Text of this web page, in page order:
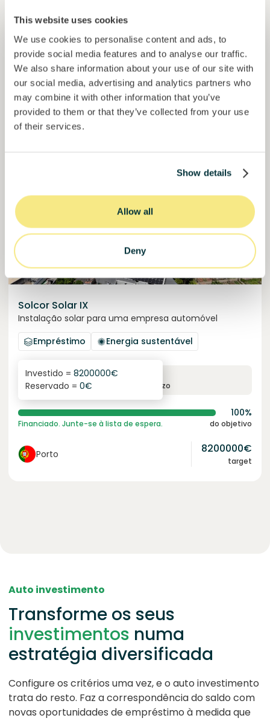
This website uses cookies
We use cookies to personalise content and ads, to
provide social media features and to analyse our traffic.
We also share information about your use of our site with
our social media, advertising and analytics partners who
may combine it with other information that you’ve
provided to them or that they’ve collected from your use
of their services.
Show details
Allow all
Deny
juro anual prazo
Reservado = 15000€
50,5%
Já mais de metade financiado. Não perca. do objetivo
Manizales 30000000 €
Solcor Solar IX
Instalação solar para uma empresa automóvel
Empréstimo
Energia sustentável
6.1%
juro anual prazo
Investido = 8200000€
Reservado = 0€
100%
Financiado. Junte-se à lista de espera. do objetivo
Porto 8200000€
target
Auto investimento
Transforme os seus
investimentos numa
estratégia diversificada
Configure os critérios uma vez, e o auto investimento
trata do resto. Faz a correspondência do saldo com
novas oportunidades de empréstimo à medida que